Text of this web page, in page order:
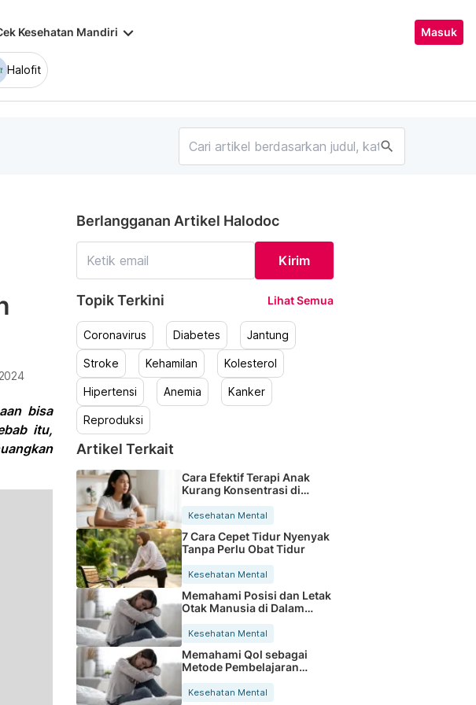
Kesehatan Mandiri keyboard_arrow_down Masuk
Halofit
search
bisa
itu,
Berlangganan Artikel Halodoc
Kirim
Topik Terkini Lihat Semua
Coronavirus Diabetes Jantung
Stroke Kehamilan Kolesterol
Hipertensi Anemia Kanker
Reproduksi
Artikel Terkait
Cara Efektif Terapi Anak
Kurang Konsentrasi di
Kesehatan Mental
7 Cara Cepet Tidur Nyenyak
Tanpa Perlu Obat Tidur
Kesehatan Mental
Memahami Posisi dan Letak
Otak Manusia di Dalam
Kesehatan Mental
Memahami Qol sebagai
Metode Pembelajaran
Kesehatan Mental